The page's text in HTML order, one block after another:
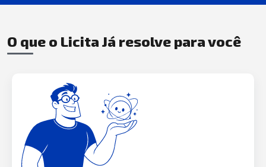
O que o Licita Já resolve para você